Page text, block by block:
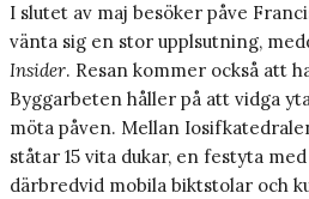
I slutet av maj besöker påve
vänta sig en stor upplsutning,
Insider. Resan kommer också att
Byggarbeten håller på att vidga
möta påven. Mellan
ståtar 15 vita dukar, en festyta
därbredvid mobila biktstolar och